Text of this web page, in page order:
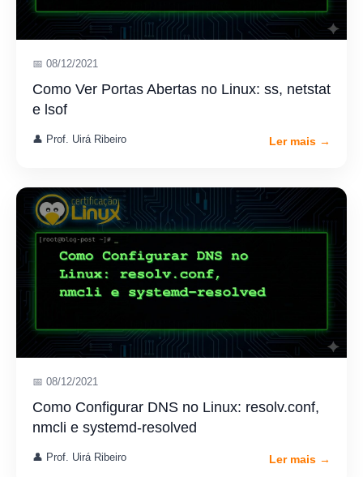
📅 08/12/2021
Como Ver Portas Abertas no Linux: ss, netstat
e lsof
👤 Prof. Uirá Ribeiro Ler mais →
📅 08/12/2021
Como Configurar DNS no Linux: resolv.conf,
nmcli e systemd-resolved
👤 Prof. Uirá Ribeiro Ler mais →